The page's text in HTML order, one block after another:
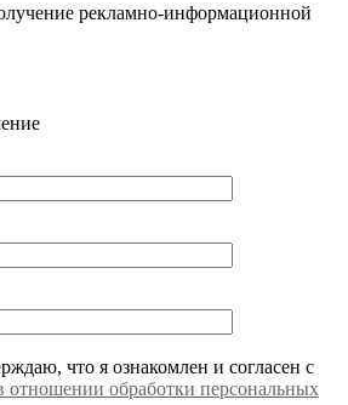
рекламно-информационной
что я ознакомлен и согласен с
отношении обработки персональных